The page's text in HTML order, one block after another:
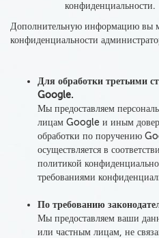
конфиденциальности.
Дополнительную информацию вы
конфиденциальности
Для обработки третьими
Google.
Мы предоставляем
лицам Google и иным
обработки по поручению
осуществляется в
политикой
требованиями
По требованию
Мы предоставляем ваши
или частным лицам, не